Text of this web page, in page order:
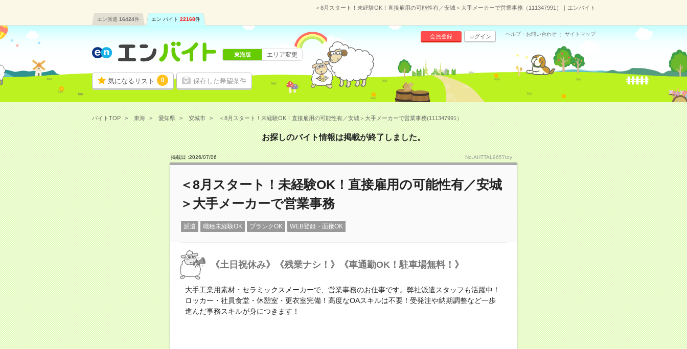
＜8月スタート！未経験OK！直接雇用の可能性有／安城＞大手メーカーで営業事務（111347991）｜エンバイト
エン派遣 16424件 エン バイト 22168件
気になるリスト 0 保存した希望条件
会員登録 ログイン ヘルプ・お問い合わせ サイトマップ
東海版 エリア変更
バイトTOP 東海 愛知県 安城市 ＜8月スタート！未経験OK！直接雇用の可能性有／安城＞大手メーカーで営業事務(111347991）
お探しのバイト情報は掲載が終了しました。
掲載日 :2026/07/06 No.AHTTAL9657toy
＜8月スタート！未経験OK！直接雇用の可能性有／安城
＞大手メーカーで営業事務
派遣 職種未経験OK ブランクOK WEB登録・面接OK
《土日祝休み》《残業ナシ！》《車通勤OK！駐車場無料！》
大手工業用素材・セラミックスメーカーで、営業事務のお仕事です。弊社派遣スタッフも活躍中！
ロッカー・社員食堂・休憩室・更衣室完備！高度なOAスキルは不要！受発注や納期調整など一歩
進んだ事務スキルが身につきます！